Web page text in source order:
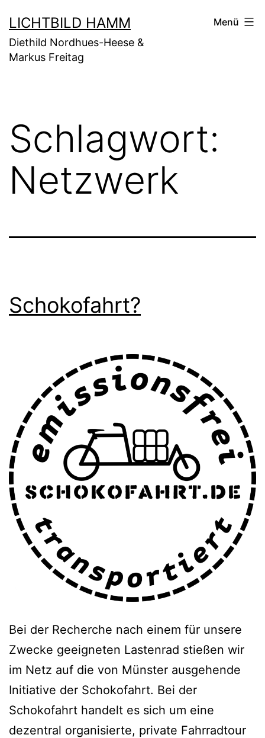
Inhalt
springen
LICHTBILD HAMM
Diethild Nordhues-Heese &
Markus Freitag
Menü
Schlagwort:
Netzwerk
Schokofahrt?
Bei der Recherche nach einem für unsere
Zwecke geeigneten Lastenrad stießen wir
im Netz auf die von Münster ausgehende
Initiative der Schokofahrt. Bei der
Schokofahrt handelt es sich um eine
dezentral organisierte, private Fahrradtour